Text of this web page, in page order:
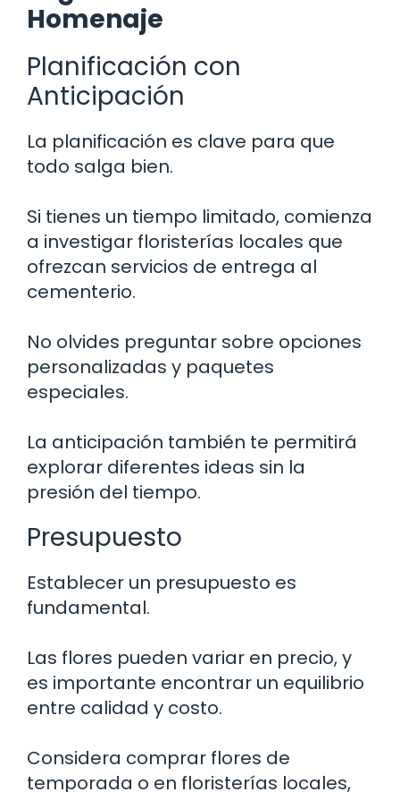
Homenaje
Planificación con
Anticipación
La planificación es clave para que
todo salga bien.
Si tienes un tiempo limitado, comienza
a investigar floristerías locales que
ofrezcan servicios de entrega al
cementerio.
No olvides preguntar sobre opciones
personalizadas y paquetes
especiales.
La anticipación también te permitirá
explorar diferentes ideas sin la
presión del tiempo.
Presupuesto
Establecer un presupuesto es
fundamental.
Las flores pueden variar en precio, y
es importante encontrar un equilibrio
entre calidad y costo.
Considera comprar flores de
temporada o en floristerías locales,